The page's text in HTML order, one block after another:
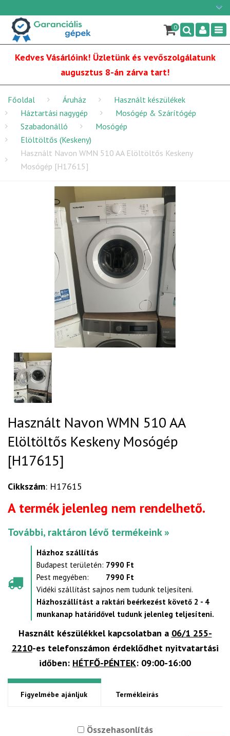
×
0
Kedves Vásárlóink! Üzletünk és vevőszolgálatunk
augusztus 8-án zárva tart!
Főoldal Áruház
Használt készülékek
Háztartási nagygép
Mosógép & Szárítógép
Szabadonálló
Mosógép
Elöltöltős (Keskeny)
Használt Navon WMN 510 AA Elöltöltős Keskeny
Mosógép [H17615]
Használt Navon WMN 510 AA
Elöltöltős Keskeny Mosógép
[H17615]
Cikkszám: H17615
A termék jelenleg nem rendelhető.
További, raktáron lévő termékeink »
Házhoz szállítás
Budapest területén: 7990 Ft
Pest megyében:
7990 Ft
Vidéki szállítást sajnos nem tudunk teljesíteni.
Házhoszállítást a raktári beérkezést követő 2 - 4
munkanap határidővel tudunk jelenleg teljesíteni.
Használt készülékkel kapcsolatban a 06/1 255-
2210-es telefonszámon érdeklődhet nyitvatartási
időben: HÉTFŐ-PÉNTEK: 09:00-16:00
Figyelmébe ajánljuk Termékleírás
Összehasonlítás